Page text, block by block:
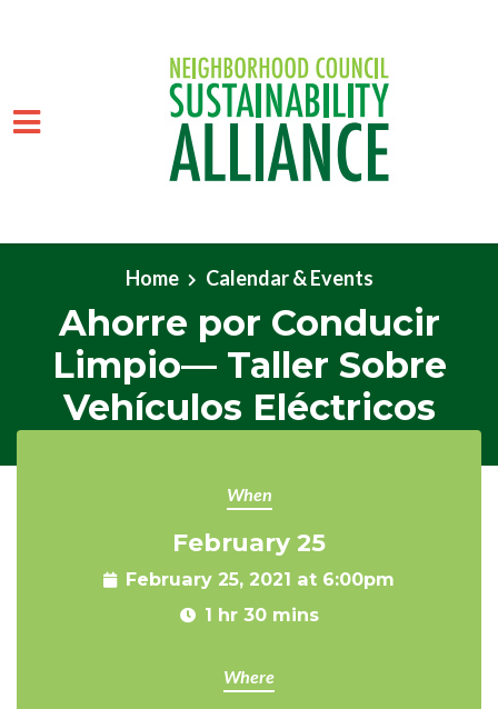
Skip to main content
Home Calendar & Events
Ahorre por Conducir
Limpio— Taller Sobre
Vehículos Eléctricos
When
February 25
February 25, 2021 at 6:00pm
1 hr 30 mins
Where